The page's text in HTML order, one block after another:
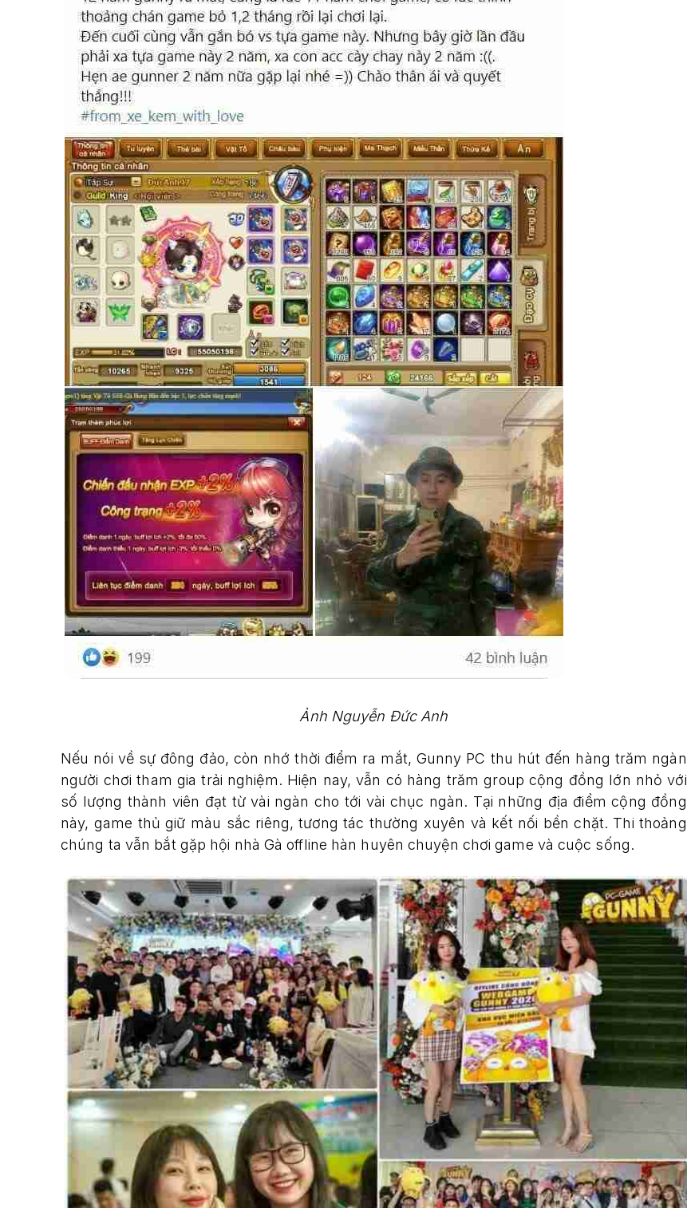
Ảnh Nguyễn Đức Anh
Nếu nói về sự đông đảo, còn nhớ thời điểm ra mắt, Gunny PC thu hút đến hàng trăm ngàn
người chơi tham gia trải nghiệm. Hiện nay, vẫn có hàng trăm group cộng đồng lớn nhỏ với
số lượng thành viên đạt từ vài ngàn cho tới vài chục ngàn. Tại những địa điểm cộng đồng
này, game thủ giữ màu sắc riêng, tương tác thường xuyên và kết nối bền chặt. Thi thoảng
chúng ta vẫn bắt gặp hội nhà Gà offline hàn huyên chuyện chơi game và cuộc sống.